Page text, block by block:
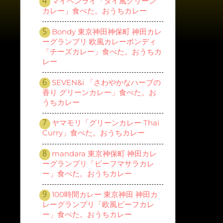
カレー」食べた。おうちカレー
Bondy 東京神田神保町 神田カレ
ーグランプリ 欧風カレーボンディ
「チーズカレー」食べた。おうちカ
レー
SEVEN&i 「さわやかなハーブの
香り グリーンカレー」食べた。お
うちカレー
ヤマモリ「グリーンカレー Thai
Curry」食べた。おうちカレー
mandara 東京神保町 神田カレ
ーグランプリ「ビーフマサラカレ
ー」食べた。おうちカレー
100時間カレー 東京神田 神田カ
レーグランプリ「欧風ビーフカレ
ー」食べた。おうちカレー